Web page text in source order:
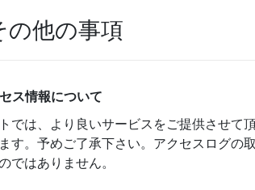
の他の事項
ス情報について
では、より良いサービスをご提供させて
す。予めご了承下さい。アクセスログの
ではありません。